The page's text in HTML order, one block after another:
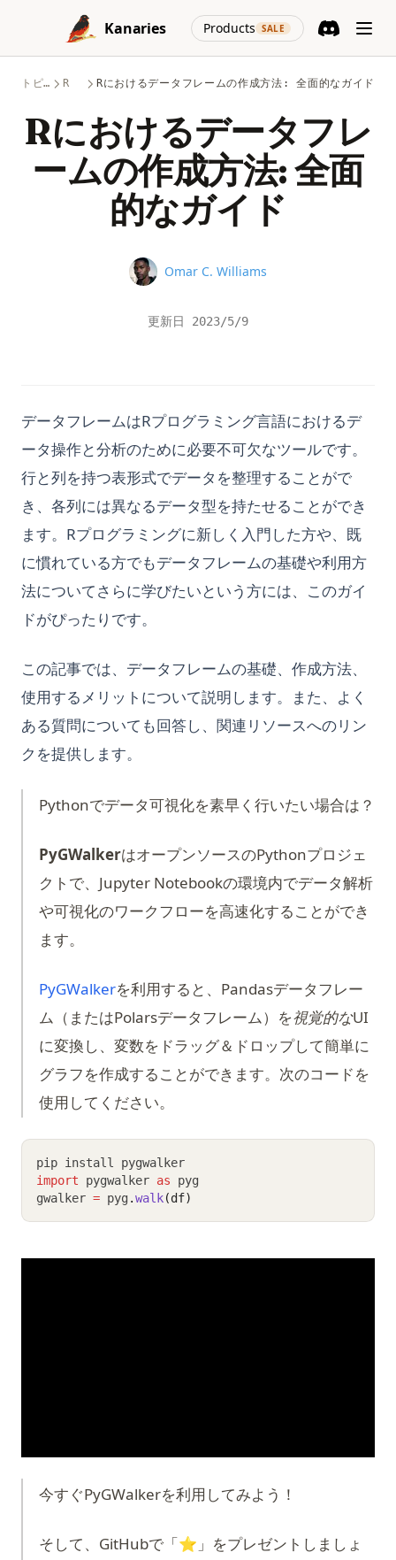
Skip to content
Kanaries
Products SALE
(opens in a
トピック R Rにおけるデータフレームの作成方法: 全面的なガイド
Rにおけるデータフレ
ームの作成方法: 全面
的なガイド
Name
Omar C. Williams
更新日 2023/5/9
データフレームはRプログラミング言語におけるデ
ータ操作と分析のために必要不可欠なツールです。
行と列を持つ表形式でデータを整理することがで
き、各列には異なるデータ型を持たせることができ
ます。Rプログラミングに新しく入門した方や、既
に慣れている方でもデータフレームの基礎や利用方
法についてさらに学びたいという方には、このガイ
ドがぴったりです。
この記事では、データフレームの基礎、作成方法、
使用するメリットについて説明します。また、よく
ある質問についても回答し、関連リソースへのリン
クを提供します。
Pythonでデータ可視化を素早く行いたい場合は？
PyGWalkerはオープンソースのPythonプロジェ
クトで、Jupyter Notebookの環境内でデータ解析
や可視化のワークフローを高速化することができ
ます。
PyGWalker(opens in a new tab)
を利用すると、Pandasデータフレー
ム（またはPolarsデータフレーム）を視覚的なUI
に変換し、変数をドラッグ＆ドロップして簡単に
グラフを作成することができます。次のコードを
使用してください。
pip install pygwalker
import pygwalker as pyg
gwalker = pyg .walk(df)
今すぐPyGWalkerを利用してみよう！
そして、GitHubで「⭐️」をプレゼントしましょ